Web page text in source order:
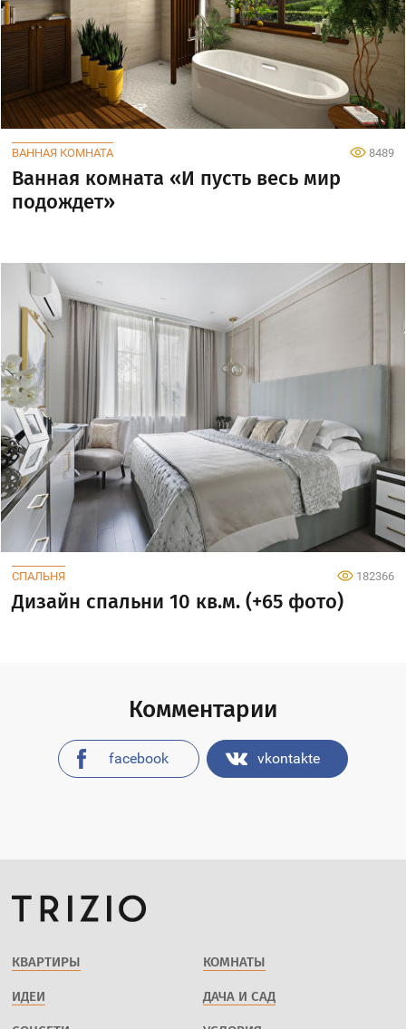
ВАННАЯ КОМНАТА 8489
Ванная комната «И пусть весь мир
подождет»
СПАЛЬНЯ 182366
Дизайн спальни 10 кв.м. (+65 фото)
Комментарии
facebook vkontakte
КВАРТИРЫ КОМНАТЫ
ИДЕИ ДАЧА И САД